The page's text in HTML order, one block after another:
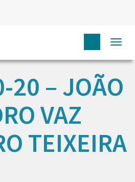
20 – JOÃO
VAZ
TEIXEIRA